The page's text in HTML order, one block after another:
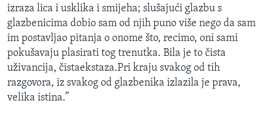
izraza lica i usklika i smijeha; slušajući glazbu s
glazbenicima dobio sam od njih puno više nego da sam
im postavljao pitanja o onome što, recimo, oni sami
pokušavaju plasirati tog trenutka. Bila je to čista
uživancija, čistaekstaza.Pri kraju svakog od tih
razgovora, iz svakog od glazbenika izlazila je prava,
velika istina.”